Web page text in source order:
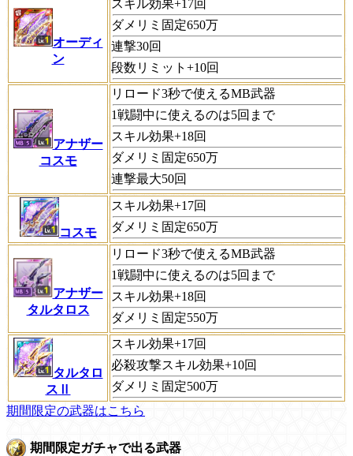
オーディ
ン
スキル効果+17回
ダメリミ固定650万
連撃30回
段数リミット+10回
アナザー
コスモ
リロード3秒で使えるMB武器
1戦闘中に使えるのは5回まで
スキル効果+18回
ダメリミ固定650万
連撃最大50回
コスモ
スキル効果+17回
ダメリミ固定650万
アナザー
タルタロス
リロード3秒で使えるMB武器
1戦闘中に使えるのは5回まで
スキル効果+18回
ダメリミ固定550万
タルタロ
スⅡ
スキル効果+17回
必殺攻撃スキル効果+10回
ダメリミ固定500万
期間限定の武器はこちら
期間限定ガチャで出る武器